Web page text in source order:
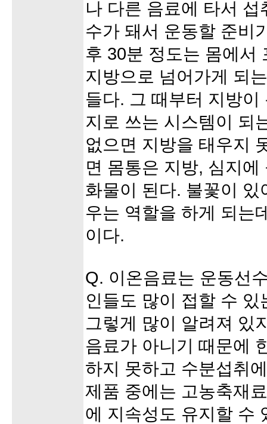
나 다른 음료에 타서
수가 돼서 운동할 준비
후 30분 정도는 몸에서
지방으로 넘어가게 되
들다. 그 때부터 지방
지로 쓰는 시스템이 되
없으면 지방을 태우지
면 몸통은 지방, 심지
화물이 된다. 불꽃이
우는 역할을 하게 되는
이다.
Q. 이온음료는 운동선
인들도 많이 접할 수 있
그렇게 많이 알려져 있
음료가 아니기 때문에
하지 못하고 수분섭취
제품 중에는 고농축재
에 지속성도 유지할 수